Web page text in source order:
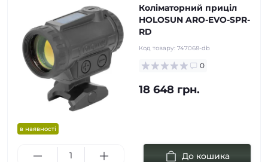
в наявності
Коліматорний приціл
HOLOSUN ARO-EVO-SPR-
RD
Код товару: 747068-db
0
18 648 грн.
До кошика